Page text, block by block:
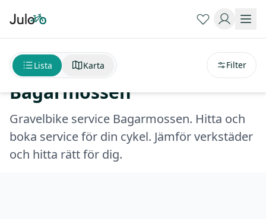
Gravelbike service
Bagarmossen
Gravelbike service Bagarmossen. Hitta och
boka service för din cykel. Jämför verkstäder
och hitta rätt för dig.
Lista Karta Filter
avstånd